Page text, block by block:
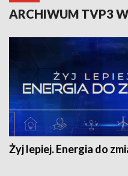
ARCHIWUM TVP3
Żyj lepiej. Energia do